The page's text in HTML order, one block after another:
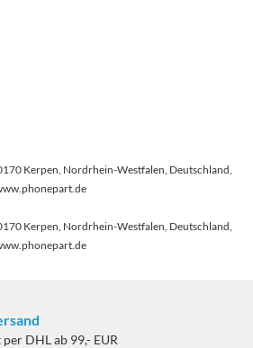
Kerpen, Nordrhein-Westfalen, Deutschland,
Kerpen, Nordrhein-Westfalen, Deutschland,
DHL ab 99,- EUR